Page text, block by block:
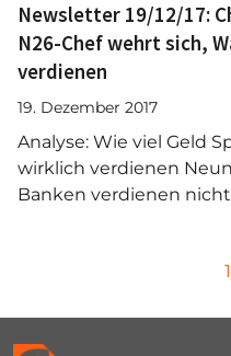
Newsletter 19/12/17:
N26-Chef wehrt sich,
verdienen
19. Dezember 2017
Analyse: Wie viel Geld
wirklich verdienen
Banken verdienen
g
e
P1